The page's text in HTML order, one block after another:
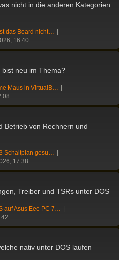
nicht in die anderen Kategorien
das Board nicht…
16:40
neu im Thema?
Maus in VirtualB…
Betrieb von Rechnern und
Schaltplan gesu…
17:38
Treiber und TSRs unter DOS
auf Asus Eee PC 7…
nativ unter DOS laufen